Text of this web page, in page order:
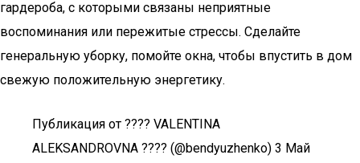
гардероба, с которыми связаны неприятные
воспоминания или пережитые стрессы. Сделайте
генеральную уборку, помойте окна, чтобы впустить в дом
свежую положительную энергетику.
Публикация от ???? VALENTINA
ALEKSANDROVNA ???? (@bendyuzhenko) 3 Май